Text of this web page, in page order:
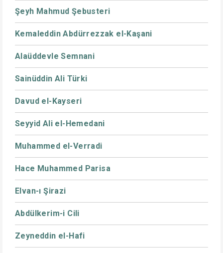
Şeyh Mahmud Şebusteri
Kemaleddin Abdürrezzak el-Kaşani
Alaüddevle Semnani
Sainüddin Ali Türki
Davud el-Kayseri
Seyyid Ali el-Hemedani
Muhammed el-Verradi
Hace Muhammed Parisa
Elvan-ı Şirazi
Abdülkerim-i Cili
Zeyneddin el-Hafi